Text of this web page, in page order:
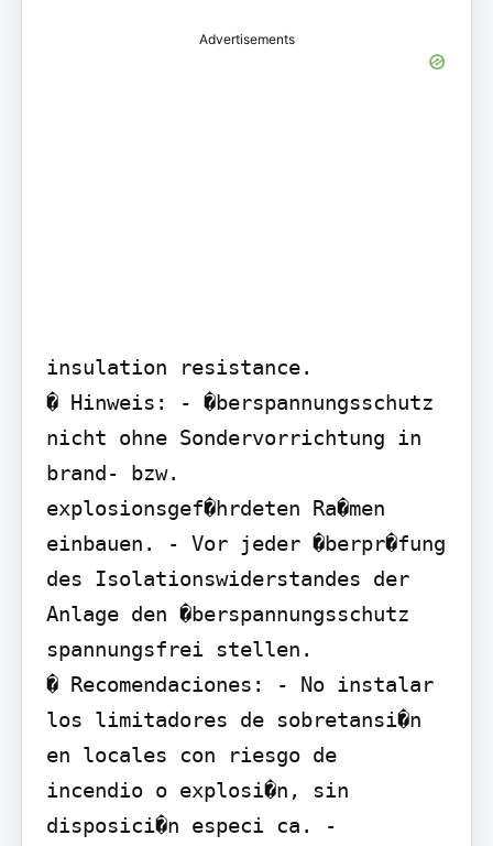
Advertisements
insulation resistance.
� Hinweis: - �berspannungsschutz
nicht ohne Sondervorrichtung in
brand- bzw.
explosionsgef�hrdeten Ra�men
einbauen. - Vor jeder �berpr�fung
des Isolationswiderstandes der
Anlage den �berspannungsschutz
spannungsfrei stellen.
� Recomendaciones: - No instalar
los limitadores de sobretansi�n
en locales con riesgo de
incendio o explosi�n, sin
disposici�n especi ca. -